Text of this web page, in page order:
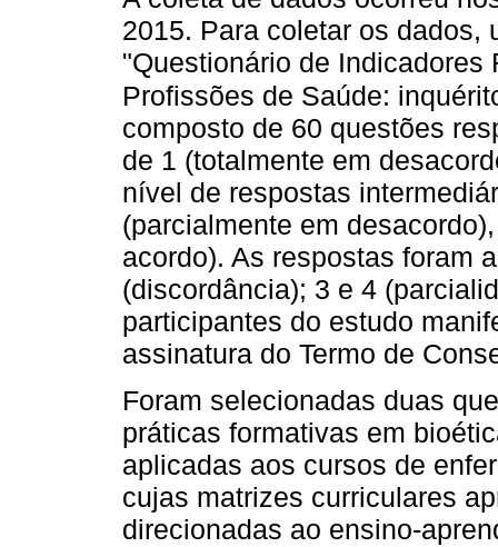
2015. Para coletar os dados,
"Questionário de
Profissões de Saúde:
composto de 60 questões
de 1 (totalmente em
nível de respostas
(parcialmente em
acordo). As respostas foram
(discordância); 3 e 4
participantes do estudo
assinatura do Termo de
Foram selecionadas duas
práticas formativas em
aplicadas aos cursos de
cujas matrizes curriculares
direcionadas ao ensino-